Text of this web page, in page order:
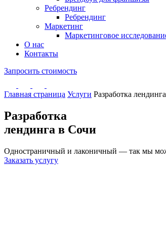
Ребрендинг
Ребрендинг
Маркетинг
Маркетинговое
О нас
Контакты
Запросить стоимость
Главная страница Услуги Разработка лендинга
Разработка
лендинга в Сочи
Одностраничный и лаконичный — так мы
Заказать услугу